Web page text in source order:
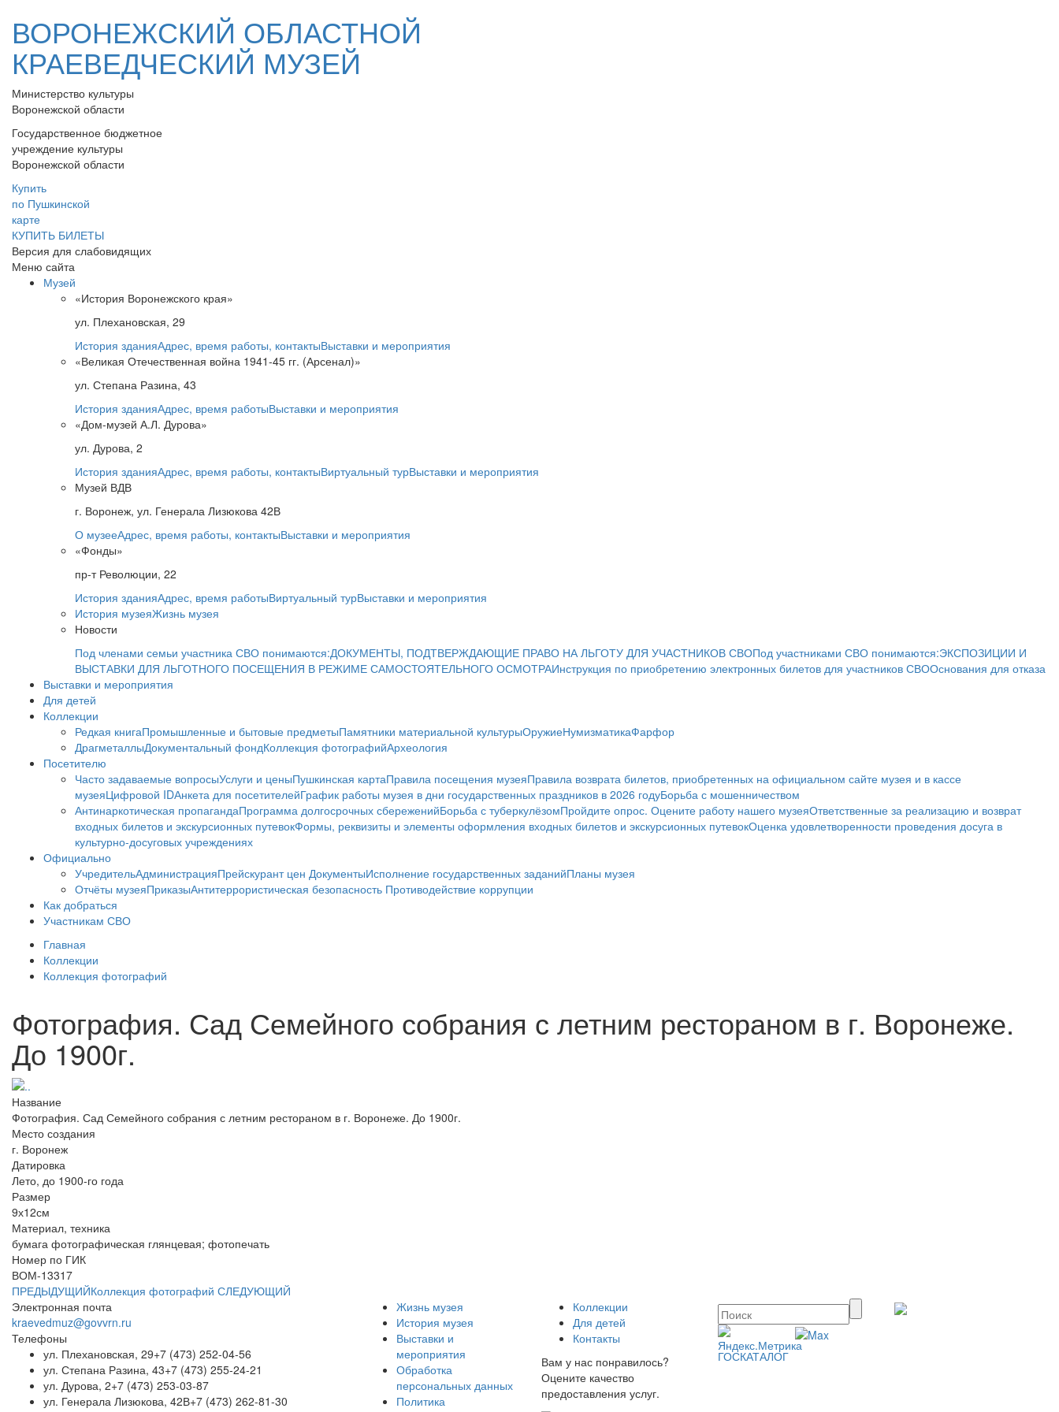
ВОРОНЕЖСКИЙ ОБЛАСТНОЙ
КРАЕВЕДЧЕСКИЙ МУЗЕЙ
Министерство культуры
Воронежской области
Государственное бюджетное
учреждение культуры
Воронежской области
Купить
по Пушкинской
карте
КУПИТЬ БИЛЕТЫ
Версия для слабовидящих
Меню сайта
Музей
«История Воронежского края»
ул. Плехановская, 29
История зданияАдрес, время работы, контактыВыставки и мероприятия
«Великая Отечественная война 1941-45 гг. (Арсенал)»
ул. Степана Разина, 43
История зданияАдрес, время работыВыставки и мероприятия
«Дом-музей А.Л. Дурова»
ул. Дурова, 2
История зданияАдрес, время работы, контактыВиртуальный турВыставки и мероприятия
Музей ВДВ
г. Воронеж, ул. Генерала Лизюкова 42В
О музееАдрес, время работы, контактыВыставки и мероприятия
«Фонды»
пр-т Революции, 22
История зданияАдрес, время работыВиртуальный турВыставки и мероприятия
История музеяЖизнь музея
Новости
Под членами семьи участника СВО понимаются:ДОКУМЕНТЫ, ПОДТВЕРЖДАЮЩИЕ ПРАВО НА ЛЬГОТУ ДЛЯ УЧАСТНИКОВ СВОПод участниками СВО понимаются:ЭКСПОЗИЦИИ И
ВЫСТАВКИ ДЛЯ ЛЬГОТНОГО ПОСЕЩЕНИЯ В РЕЖИМЕ САМОСТОЯТЕЛЬНОГО ОСМОТРАИнструкция по приобретению электронных билетов для участников СВООснования для отказа
Выставки и мероприятия
Для детей
Коллекции
Редкая книгаПромышленные и бытовые предметыПамятники материальной культурыОружиеНумизматикаФарфор
ДрагметаллыДокументальный фондКоллекция фотографийАрхеология
Посетителю
Часто задаваемые вопросыУслуги и ценыПушкинская картаПравила посещения музеяПравила возврата билетов, приобретенных на официальном сайте музея и в кассе
музеяЦифровой IDАнкета для посетителейГрафик работы музея в дни государственных праздников в 2026 годуБорьба с мошенничеством
Антинаркотическая пропагандаПрограмма долгосрочных сбереженийБорьба с туберкулёзомПройдите опрос. Оцените работу нашего музеяОтветственные за реализацию и возврат
входных билетов и экскурсионных путевокФормы, реквизиты и элементы оформления входных билетов и экскурсионных путевокОценка удовлетворенности проведения досуга в
культурно-досуговых учреждениях
Официально
УчредительАдминистрацияПрейскурант цен ДокументыИсполнение государственных заданийПланы музея
Отчёты музеяПриказыАнтитеррористическая безопасность Противодействие коррупции
Как добраться
Участникам СВО
Главная
Коллекции
Коллекция фотографий
Фотография. Сад Семейного собрания с летним рестораном в г. Воронеже.
До 1900г.
Название
Фотография. Сад Семейного собрания с летним рестораном в г. Воронеже. До 1900г.
Место создания
г. Воронеж
Датировка
Лето, до 1900-го года
Размер
9х12см
Материал, техника
бумага фотографическая глянцевая; фотопечать
Номер по ГИК
ВОМ-13317
ПРЕДЫДУЩИЙКоллекция фотографий СЛЕДУЮЩИЙ
Электронная почта
kraevedmuz@govvrn.ru
Телефоны
ул. Плехановская, 29+7 (473) 252-04-56
ул. Степана Разина, 43+7 (473) 255-24-21
ул. Дурова, 2+7 (473) 253-03-87
ул. Генерала Лизюкова, 42В+7 (473) 262-81-30
Жизнь музея
История музея
Выставки и
мероприятия
Обработка
персональных данных
Политика
Коллекции
Для детей
Контакты
Вам у нас понравилось?
Оцените качество
предоставления услуг.
ГОСКАТАЛОГ